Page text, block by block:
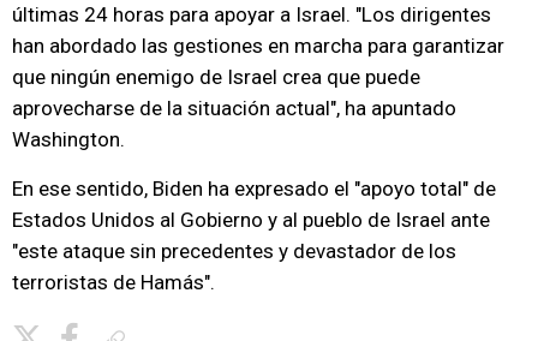
últimas 24 horas para apoyar a Israel. "Los dirigentes
han abordado las gestiones en marcha para garantizar
que ningún enemigo de Israel crea que puede
aprovecharse de la situación actual", ha apuntado
Washington.
En ese sentido, Biden ha expresado el "apoyo total" de
Estados Unidos al Gobierno y al pueblo de Israel ante
"este ataque sin precedentes y devastador de los
terroristas de Hamás".